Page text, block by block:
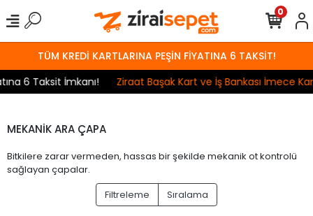
TÜM KREDİ KARTLARINA PEŞİN FİYATINA 6 TAKSİT!
6 Taksit İmkanı!
Ziraat Başak Kart ve İş Bankası İmece
0
MEKANİK ARA ÇAPA
Bitkilere zarar vermeden, hassas bir şekilde mekanik ot kontrolü
sağlayan çapalar.
Filtreleme
Sıralama